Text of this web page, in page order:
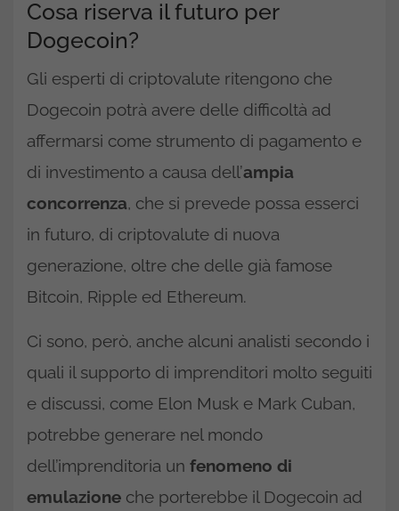
Cosa riserva il futuro per
Dogecoin?
Gli esperti di criptovalute ritengono che
Dogecoin potrà avere delle difficoltà ad
affermarsi come strumento di pagamento e
di investimento a causa dell’ampia
concorrenza, che si prevede possa esserci
in futuro, di criptovalute di nuova
generazione, oltre che delle già famose
Bitcoin, Ripple ed Ethereum.
Ci sono, però, anche alcuni analisti secondo i
quali il supporto di imprenditori molto seguiti
e discussi, come Elon Musk e Mark Cuban,
potrebbe generare nel mondo
dell’imprenditoria un fenomeno di
emulazione che porterebbe il Dogecoin ad